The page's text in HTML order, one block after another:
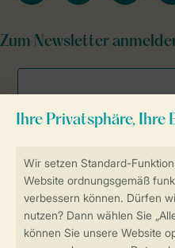
Sicher und schnell zur
Sichere
Sicheres Bezahlen
Zum Newsletter